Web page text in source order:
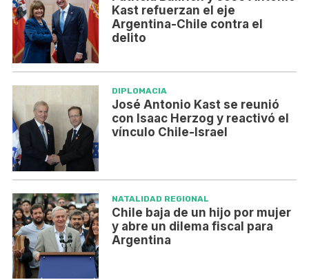
Kast refuerzan el eje
Argentina-Chile contra el
delito
DIPLOMACIA
José Antonio Kast se reunió
con Isaac Herzog y reactivó el
vínculo Chile-Israel
NATALIDAD REGIONAL
Chile baja de un hijo por mujer
y abre un dilema fiscal para
Argentina